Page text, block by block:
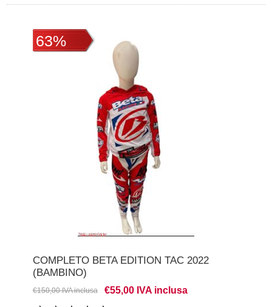
63%
COMPLETO BETA EDITION TAC 2022
(BAMBINO)
€150,00 IVA inclusa €55,00 IVA inclusa